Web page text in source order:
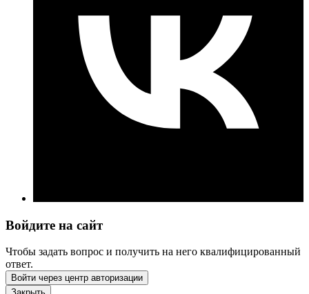
Войдите на сайт
Чтобы задать вопрос и получить на него квалифицированный
ответ.
Войти через центр авторизации